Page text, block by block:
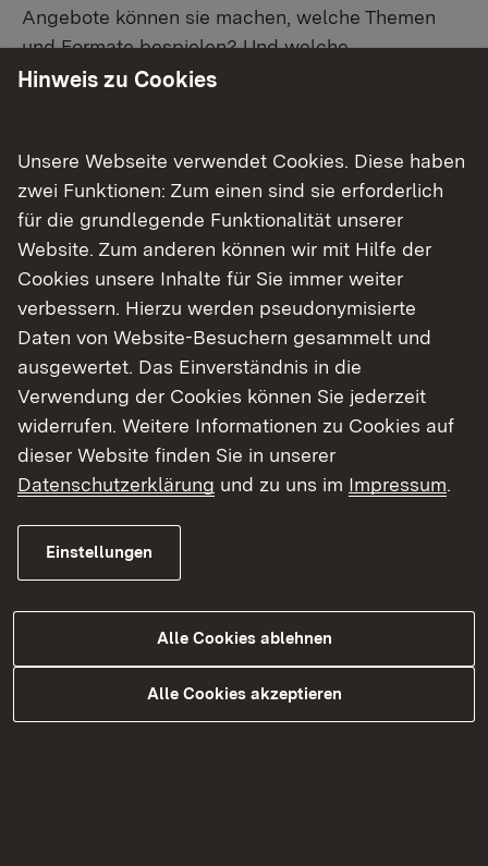
Angebote können sie machen, welche Themen
und Formate bespielen? Und welche
Kooperationen eingehen?
Bibliotheksleiterin Maja Kos stellt das
vielfältige Angebot der Brigitte-Reimann-
Stadtbibliothek Hoyerswerda vor, spricht über
Entwicklung und Konzept der „Offenen
Werkstatt Demokratie“, über Angebote und
Formate, Kooperationen und Vernetzung.
Carina Böttcher,Referentin für EU- und
Drittmittelberatung beim Deutschen
Bibliotheksverband (dbv), gibt ergänzend
einen Überblick über erfolgreiche
Demokratieprojekte und stellt aktuelle
Die Veranstaltung findet online auf der
Die Fortbildung wird von der Fachstelle für das
Hinweis zu Cookies
Unsere Webseite verwendet Cookies. Diese haben
zwei Funktionen: Zum einen sind sie erforderlich
für die grundlegende Funktionalität unserer
Website. Zum anderen können wir mit Hilfe der
Cookies unsere Inhalte für Sie immer weiter
verbessern. Hierzu werden pseudonymisierte
Daten von Website-Besuchern gesammelt und
ausgewertet. Das Einverständnis in die
Verwendung der Cookies können Sie jederzeit
widerrufen. Weitere Informationen zu Cookies auf
dieser Website finden Sie in unserer
Datenschutzerklärung und zu uns im Impressum.
Einstellungen
Alle Cookies ablehnen
Alle Cookies akzeptieren